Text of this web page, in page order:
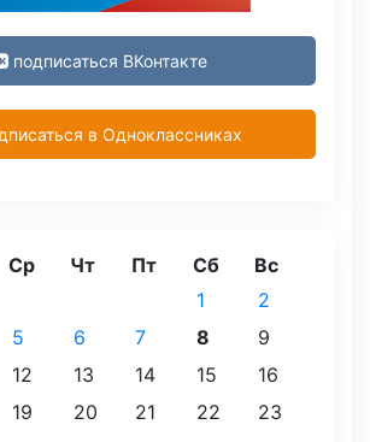
подписаться ВКонтакте
в Одноклассниках
Ср Чт Пт Сб
Вс
1
2
5 6 7 8
9
12 13 14 15
16
19 20 21 22
23